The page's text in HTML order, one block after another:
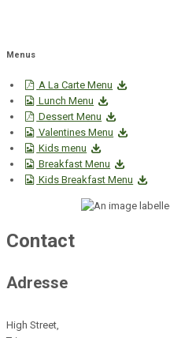
Menus
A La Carte Menu
Lunch Menu
Dessert Menu
Valentines Menu
Kids menu
Breakfast Menu
Kids Breakfast Menu
Contact
Adresse
High Street,